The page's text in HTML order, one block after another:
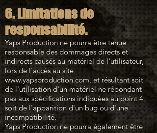
6. Limitations de
responsabilité.
Yaps Production ne pourra être tenue
responsable des dommages directs et
indirects causés au matériel de l'utilisateur,
lors de l'accès au site
www.yapsproduction.com, et résultant soit
de l'utilisation d'un matériel ne répondant
pas aux spécifications indiquées au point 4,
soit de l'apparition d'un bug ou d'une
incompatibilité.
Yaps Production ne pourra également être